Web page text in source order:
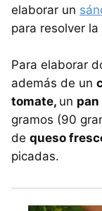
elaborar un
para resolver
Para elaborar
además de un
tomate, un
gramos (90
de queso
picadas.